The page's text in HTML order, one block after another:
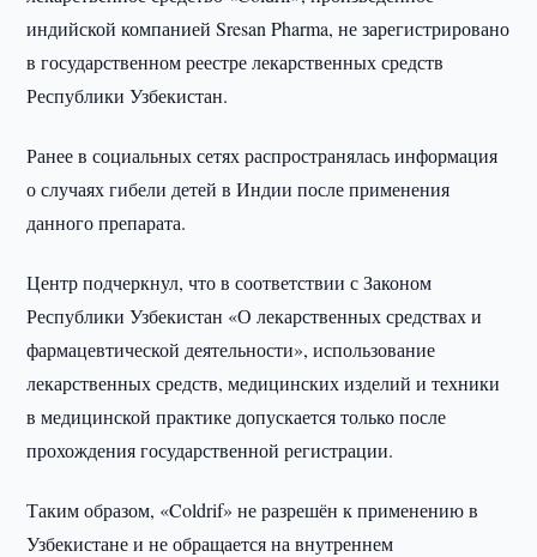
индийской компанией Sresan Pharma, не зарегистрировано
в государственном реестре лекарственных средств
Республики Узбекистан.
Ранее в социальных сетях распространялась информация
о случаях гибели детей в Индии после применения
данного препарата.
Центр подчеркнул, что в соответствии с Законом
Республики Узбекистан «О лекарственных средствах и
фармацевтической деятельности», использование
лекарственных средств, медицинских изделий и техники
в медицинской практике допускается только после
прохождения государственной регистрации.
Таким образом, «Coldrif» не разрешён к применению в
Узбекистане и не обращается на внутреннем